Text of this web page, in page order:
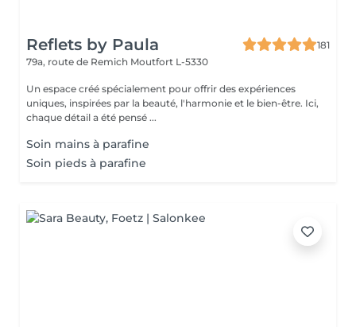
Reflets by Paula
181
79a, route de Remich Moutfort L-5330
Un espace créé spécialement pour offrir des expériences
uniques, inspirées par la beauté, l'harmonie et le bien-être. Ici,
chaque détail a été pensé ...
Soin mains à parafine
Soin pieds à parafine